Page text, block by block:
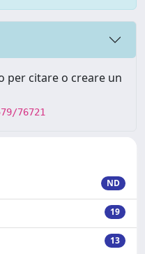
per citare o creare un
76721
ND
19
13